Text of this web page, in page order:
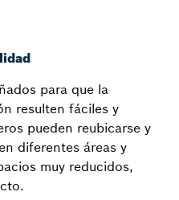
para que la
resulten fáciles y
pueden reubicarse y
diferentes áreas y
muy reducidos,